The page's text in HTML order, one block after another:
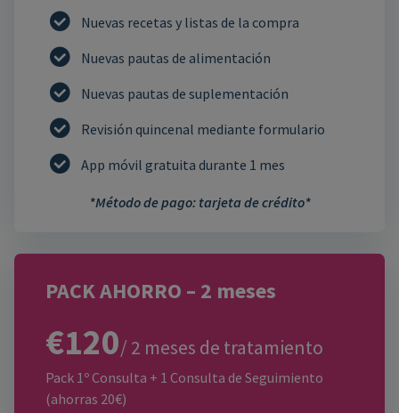
Nuevas recetas y listas de la compra
Nuevas pautas de alimentación
Nuevas pautas de suplementación
Revisión quincenal mediante formulario
App móvil gratuita durante 1 mes
*Método de pago: tarjeta de crédito*
PACK AHORRO – 2 meses
€120/ 2 meses de tratamiento
Pack 1º Consulta + 1 Consulta de Seguimiento
(ahorras 20€)